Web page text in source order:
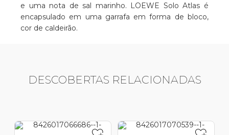
e uma nota de sal marinho. LOEWE Solo Atlas é
encapsulado em uma garrafa em forma de bloco,
cor de caldeirão.
DESCOBERTAS RELACIONADAS